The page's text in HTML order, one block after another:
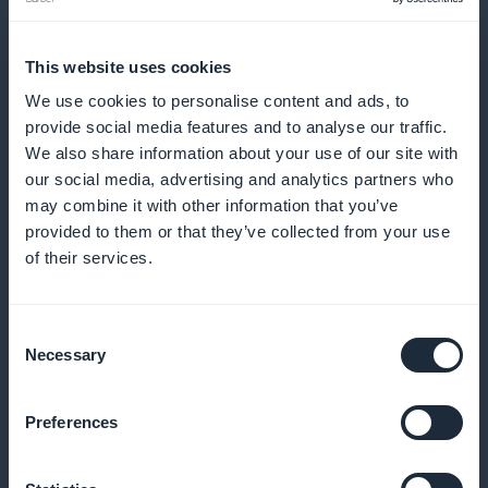
This website uses cookies
We use cookies to personalise content and ads, to
provide social media features and to analyse our traffic.
We also share information about your use of our site with
our social media, advertising and analytics partners who
may combine it with other information that you’ve
provided to them or that they’ve collected from your use
of their services.
Selection
Necessary
Preferences
til brukernes preferanser, slik at du hele tiden kan
forbedre innholdet ditt
Salgsfremmende widget på startsiden
på startskjermen og øke antall abonnementer
abonnementsinntekter